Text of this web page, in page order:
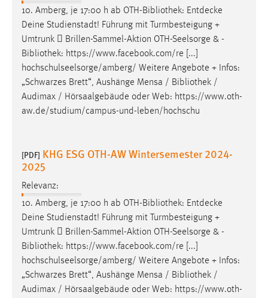
10. Amberg, je 17:00 h ab OTH-Bibliothek: Entdecke
Deine Studienstadt! Führung mit Turmbesteigung +
Umtrunk  Brillen-Sammel-Aktion OTH-Seelsorge & -
Bibliothek: https://www.facebook.com/re [...]
hochschulseelsorge/amberg/ Weitere Angebote + Infos:
„Schwarzes Brett“, Aushänge Mensa / Bibliothek /
Audimax / Hörsaalgebäude oder Web: https://www.oth-
aw.de/studium/campus-und-leben/hochschu
[PDF] KHG ESG OTH-AW Wintersemester 2024-
2025
Relevanz:
10. Amberg, je 17:00 h ab OTH-Bibliothek: Entdecke
Deine Studienstadt! Führung mit Turmbesteigung +
Umtrunk  Brillen-Sammel-Aktion OTH-Seelsorge & -
Bibliothek: https://www.facebook.com/re [...]
hochschulseelsorge/amberg/ Weitere Angebote + Infos:
„Schwarzes Brett“, Aushänge Mensa / Bibliothek /
Audimax / Hörsaalgebäude oder Web: https://www.oth-